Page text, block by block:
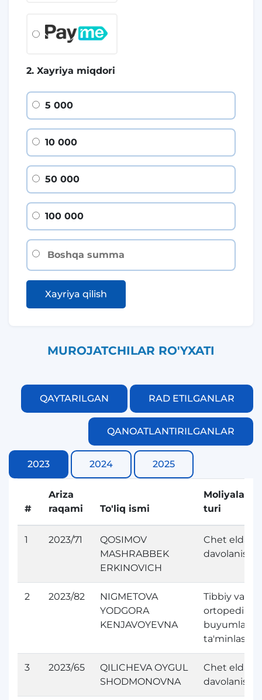
2. Xayriya miqdori
5 000
10 000
50 000
100 000
Xayriya qilish
MUROJATCHILAR RO'YXATI
QAYTARILGAN RAD ETILGANLAR
QANOATLANTIRILGANLAR
2023 2024 2025
#
Ariza
raqami
To'liq ismi
turi
1 2023/71
QOSIMOV
MASHRABBEK
ERKINOVICH
Chet elda
davolanish
2 2023/82
NIGMETOVA
YODGORA
KENJAVOYEVNA
Tibbiy va
ortopedik
buyumlar
ta'minlash
3 2023/65
QILICHEVA OYGUL
SHODMONOVNA
Chet elda
davolanish